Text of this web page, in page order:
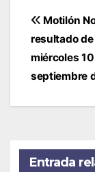
de
Motilón
resultado de
miércoles
septiembre
Entrada